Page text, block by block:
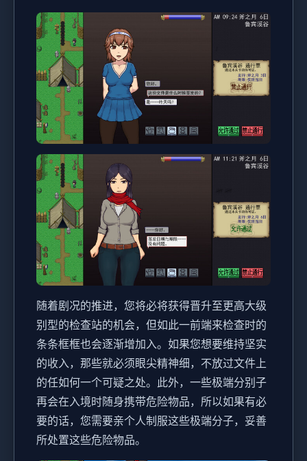
随着剧况的推进，您将必将获得晋升至更高大级
别型的检查站的机会，但如此一前端来检查时的
条条框框也会逐渐增加入。如果您想要维持坚实
的收入，那些就必须眼尖精神细，不放过文件上
的任如何一个可疑之处。此外，一些极端分别子
再会在入境时随身携带危险物品，所以如果有必
要的话，您需要亲个人制服这些极端分子，妥善
所处置这些危险物品。